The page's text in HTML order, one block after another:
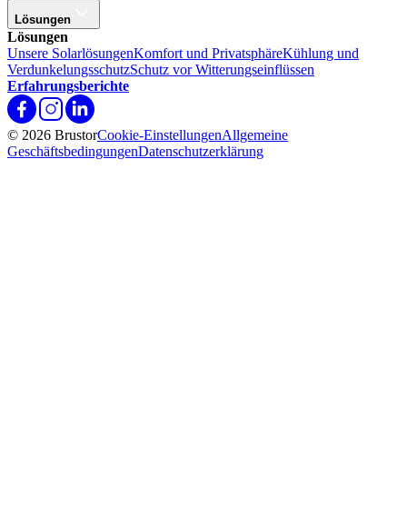
Lösungen
Lösungen
Unsere SolarlösungenKomfort und PrivatsphäreKühlung und
VerdunkelungsschutzSchutz vor Witterungseinflüssen
Erfahrungsberichte
© 2026 BrustorCookie-EinstellungenAllgemeine
GeschäftsbedingungenDatenschutzerklärung